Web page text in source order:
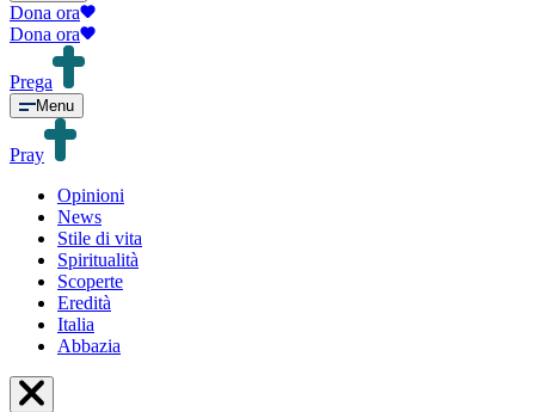
Dona ora
Dona ora
Prega
Menu
Pray
Opinioni
News
Stile di vita
Spiritualità
Scoperte
Eredità
Italia
Abbazia